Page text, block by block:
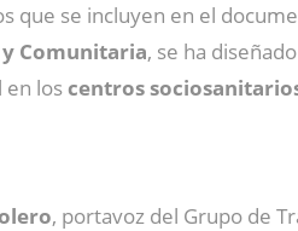
que se incluyen en el
Comunitaria, se ha
en loscentros
, portavoz del Grupo de